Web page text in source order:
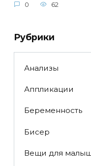
0 62
Рубрики
Анализы
Аппликации
Беременность
Бисер
Вещи для